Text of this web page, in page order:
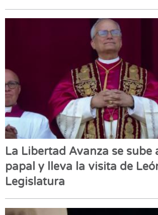
La Libertad Avanza se sube
papal y lleva la visita de
Legislatura